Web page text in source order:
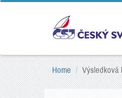
Home Výsledková